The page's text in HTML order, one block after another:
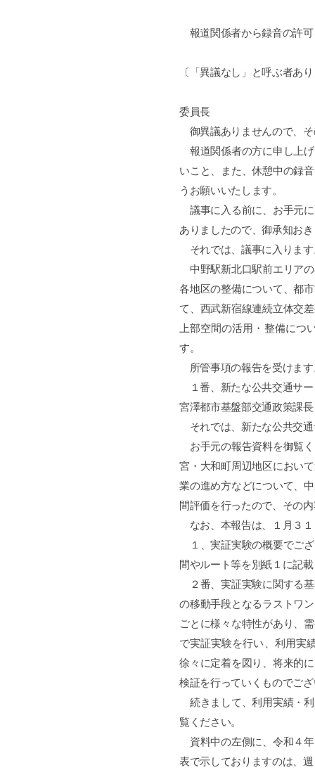
報道関係者から録音の許可
〔「異議なし」と呼ぶ者あ
委員長
御異議ありませんので、
報道関係者の方に申し上
いこと、また、休憩中の録
うお願いいたします。
議事に入る前に、お手元
ありましたので、御承知お
それでは、議事に入ります
中野駅新北口駅前エリア
各地区の整備について、都
て、西武新宿線連続立体交
上部空間の活用・整備に
す。
所管事項の報告を受けます
１番、新たな公共交通サ
宮澤都市基盤部交通政策課長
それでは、新たな公共交
お手元の報告資料を御覧
宮・大和町周辺地区におい
業の進め方などについて、
間評価を行ったので、その
なお、本報告は、１月３
１、実証実験の概要でご
間やルート等を別紙１に記
２番、実証実験に関する
の移動手段となるラストワ
ごとに様々な特性があり、
で実証実験を行い、利用実
徐々に定着を図り、将来的
検証を行っていくものでご
続きまして、利用実績・
覧ください。
資料中の左側に、令和４
表で示しておりますのは、